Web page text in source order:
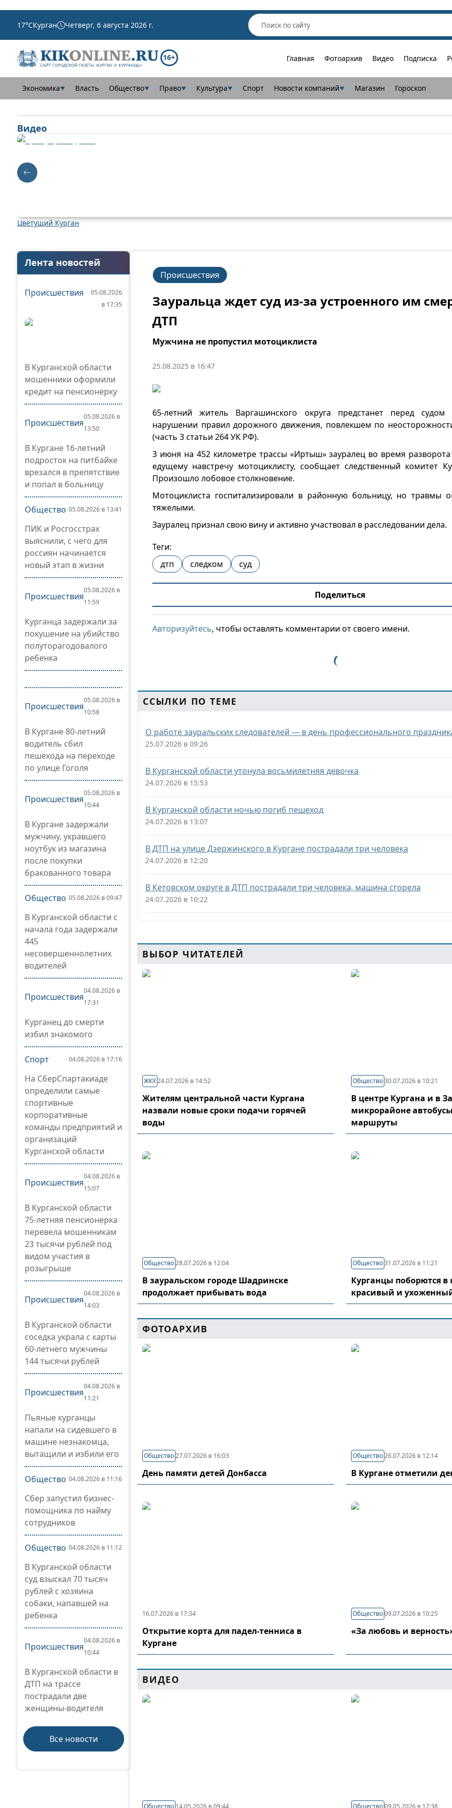
17°CКурган Четверг, 6 августа 2026 г.
16+ Главная Фотоархив Видео Подписка
Экономика▼ Власть Общество▼ Право▼ Культура▼ Спорт Новости компаний▼ Магазин Гороскоп
Видео
Цветущий Курган
Лента новостей
Происшествия
05.08.2026
в 17:35
В Курганской области
мошенники оформили
кредит на пенсионерку
Происшествия
05.08.2026 в
13:50
В Кургане 16-летний
подросток на питбайке
врезался в препятствие
и попал в больницу
Общество 05.08.2026 в 13:41
ПИК и Росгосстрах
выяснили, с чего для
россиян начинается
новый этап в жизни
Происшествия
05.08.2026 в
11:59
Курганца задержали за
покушение на убийство
полуторагодовалого
ребенка
Происшествия
05.08.2026 в
10:58
В Кургане 80-летний
водитель сбил
пешехода на переходе
по улице Гоголя
Происшествия
05.08.2026 в
10:44
В Кургане задержали
мужчину, укравшего
ноутбук из магазина
после покупки
бракованного товара
Общество 05.08.2026 в 09:47
В Курганской области с
начала года задержали
445
несовершеннолетних
водителей
Происшествия
04.08.2026 в
17:31
Курганец до смерти
избил знакомого
Спорт 04.08.2026 в 17:16
На СберСпартакиаде
определили самые
спортивные
корпоративные
команды предприятий и
организаций
Курганской области
Происшествия
04.08.2026 в
15:07
В Курганской области
75-летняя пенсионерка
перевела мошенникам
23 тысячи рублей под
видом участия в
розыгрыше
Происшествия
04.08.2026 в
14:03
В Курганской области
соседка украла с карты
60-летнего мужчины
144 тысячи рублей
Происшествия
04.08.2026 в
11:21
Пьяные курганцы
напали на сидевшего в
машине незнакомца,
вытащили и избили его
Общество 04.08.2026 в 11:16
Сбер запустил бизнес-
помощника по найму
сотрудников
Общество 04.08.2026 в 11:12
В Курганской области
суд взыскал 70 тысяч
рублей с хозяина
собаки, напавшей на
ребенка
Происшествия
04.08.2026 в
10:44
В Курганской области в
ДТП на трассе
пострадали две
женщины-водителя
Все новости
Происшествия
Зауральца ждет суд из-за устроенного им
ДТП
Мужчина не пропустил мотоциклиста
25.08.2025 в 16:47
65-летний житель Варгашинского округа предстанет перед
нарушении правил дорожного движения, повлекшем по
(часть 3 статьи 264 УК РФ).
3 июня на 452 километре трассы «Иртыш» зауралец во время разворота
едущему навстречу мотоциклисту, сообщает следственный комитет
Произошло лобовое столкновение.
Мотоциклиста госпитализировали в районную больницу, но травмы
тяжелыми.
Зауралец признал свою вину и активно участвовал в расследовании дела.
Теги:
дтп
следком суд
Поделиться
Авторизуйтесь, чтобы оставлять комментарии от своего имени.
ССЫЛКИ ПО ТЕМЕ
О работе зауральских следователей — в день профессионального
25.07.2026 в 09:26
В Курганской области утонула восьмилетняя девочка
24.07.2026 в 15:53
В Курганской области ночью погиб пешеход
24.07.2026 в 13:07
В ДТП на улице Дзержинского в Кургане пострадали три человека
24.07.2026 в 12:20
В Кетовском округе в ДТП пострадали три человека, машина сгорела
24.07.2026 в 10:22
ВЫБОР ЧИТАТЕЛЕЙ
ЖКХ24.07.2026 в 14:52
Жителям центральной части Кургана
назвали новые сроки подачи горячей
воды
Общество 30.07.2026 в 10:21
В центре Кургана и в
микрорайоне
маршруты
Общество28.07.2026 в 12:04
В зауральском городе Шадринске
продолжает прибывать вода
Общество 31.07.2026 в 11:21
Курганцы поборются
красивый и
ФОТОАРХИВ
Общество27.07.2026 в 16:03
День памяти детей Донбасса
Общество 26.07.2026 в 12:14
В Кургане отметили
16.07.2026 в 17:34
Открытие корта для падел-тенниса в
Кургане
Общество 09.07.2026 в 10:25
«За любовь и
ВИДЕО
Общество 14.05.2026 в 09:44 Общество 09.05.2026 в 17:38